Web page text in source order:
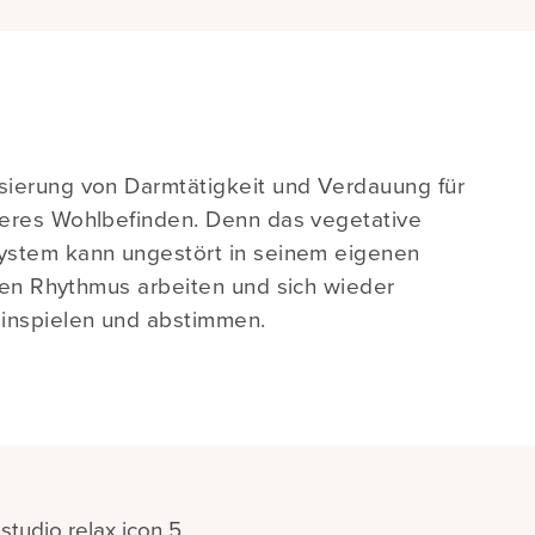
von Darmtätigkeit und Verdauung für
Wohlbefinden. Denn das vegetative
kann ungestört in seinem eigenen
Rhythmus arbeiten und sich wieder
und abstimmen.